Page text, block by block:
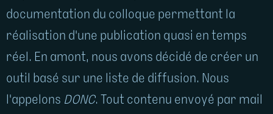
documentation du colloque permettant la
réalisation d'une publication quasi en temps
réel. En amont, nous avons décidé de créer un
outil basé sur une liste de diffusion. Nous
l'appelons DONC. Tout contenu envoyé par mail